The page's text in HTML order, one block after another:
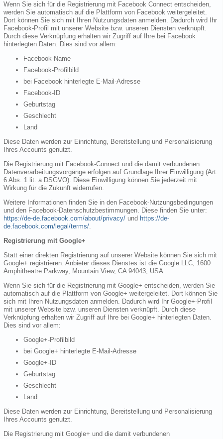
Wenn Sie sich für die Registrierung mit Facebook Connect entscheiden,
werden Sie automatisch auf die Plattform von Facebook weitergeleitet.
Dort können Sie sich mit Ihren Nutzungsdaten anmelden. Dadurch wird Ihr
Facebook-Profil mit unserer Website bzw. unseren Diensten verknüpft.
Durch diese Verknüpfung erhalten wir Zugriff auf Ihre bei Facebook
hinterlegten Daten. Dies sind vor allem:
Facebook-Name
Facebook-Profilbild
bei Facebook hinterlegte E-Mail-Adresse
Facebook-ID
Geburtstag
Geschlecht
Land
Diese Daten werden zur Einrichtung, Bereitstellung und Personalisierung
Ihres Accounts genutzt.
Die Registrierung mit Facebook-Connect und die damit verbundenen
Datenverarbeitungsvorgänge erfolgen auf Grundlage Ihrer Einwilligung (Art.
6 Abs. 1 lit. a DSGVO). Diese Einwilligung können Sie jederzeit mit
Wirkung für die Zukunft widerrufen.
Weitere Informationen finden Sie in den Facebook-Nutzungsbedingungen
und den Facebook-Datenschutzbestimmungen. Diese finden Sie unter:
https://de-de.facebook.com/about/privacy/ und https://de-
de.facebook.com/legal/terms/.
Registrierung mit Google+
Statt einer direkten Registrierung auf unserer Website können Sie sich mit
Google+ registrieren. Anbieter dieses Dienstes ist die Google LLC, 1600
Amphitheatre Parkway, Mountain View, CA 94043, USA.
Wenn Sie sich für die Registrierung mit Google+ entscheiden, werden Sie
automatisch auf die Plattform von Google+ weitergeleitet. Dort können Sie
sich mit Ihren Nutzungsdaten anmelden. Dadurch wird Ihr Google+-Profil
mit unserer Website bzw. unseren Diensten verknüpft. Durch diese
Verknüpfung erhalten wir Zugriff auf Ihre bei Google+ hinterlegten Daten.
Dies sind vor allem:
Google+-Profilbild
bei Google+ hinterlegte E-Mail-Adresse
Google+-ID
Geburtstag
Geschlecht
Land
Diese Daten werden zur Einrichtung, Bereitstellung und Personalisierung
Ihres Accounts genutzt.
Die Registrierung mit Google+ und die damit verbundenen